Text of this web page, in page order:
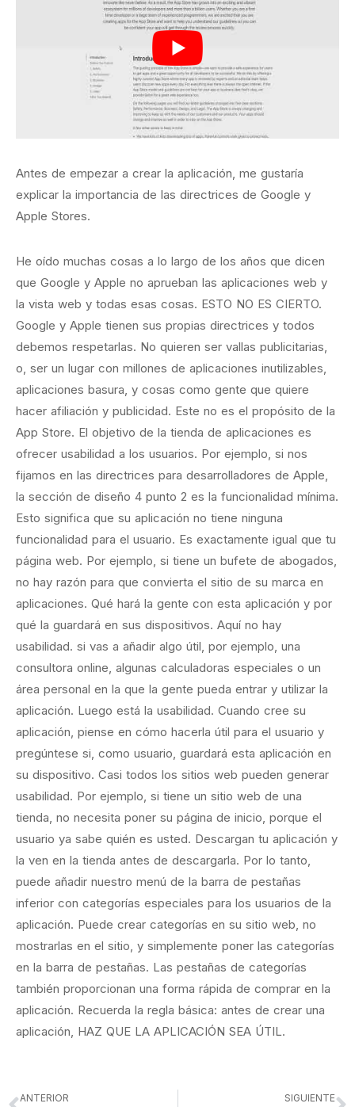
Antes de empezar a crear la aplicación, me gustaría
explicar la importancia de las directrices de Google y
Apple Stores.
He oído muchas cosas a lo largo de los años que dicen
que Google y Apple no aprueban las aplicaciones web y
la vista web y todas esas cosas. ESTO NO ES CIERTO.
Google y Apple tienen sus propias directrices y todos
debemos respetarlas. No quieren ser vallas publicitarias,
o, ser un lugar con millones de aplicaciones inutilizables,
aplicaciones basura, y cosas como gente que quiere
hacer afiliación y publicidad. Este no es el propósito de la
App Store. El objetivo de la tienda de aplicaciones es
ofrecer usabilidad a los usuarios. Por ejemplo, si nos
fijamos en las directrices para desarrolladores de Apple,
la sección de diseño 4 punto 2 es la funcionalidad mínima.
Esto significa que su aplicación no tiene ninguna
funcionalidad para el usuario. Es exactamente igual que tu
página web. Por ejemplo, si tiene un bufete de abogados,
no hay razón para que convierta el sitio de su marca en
aplicaciones. Qué hará la gente con esta aplicación y por
qué la guardará en sus dispositivos. Aquí no hay
usabilidad. si vas a añadir algo útil, por ejemplo, una
consultora online, algunas calculadoras especiales o un
área personal en la que la gente pueda entrar y utilizar la
aplicación. Luego está la usabilidad. Cuando cree su
aplicación, piense en cómo hacerla útil para el usuario y
pregúntese si, como usuario, guardará esta aplicación en
su dispositivo. Casi todos los sitios web pueden generar
usabilidad. Por ejemplo, si tiene un sitio web de una
tienda, no necesita poner su página de inicio, porque el
usuario ya sabe quién es usted. Descargan tu aplicación y
la ven en la tienda antes de descargarla. Por lo tanto,
puede añadir nuestro menú de la barra de pestañas
inferior con categorías especiales para los usuarios de la
aplicación. Puede crear categorías en su sitio web, no
mostrarlas en el sitio, y simplemente poner las categorías
en la barra de pestañas. Las pestañas de categorías
también proporcionan una forma rápida de comprar en la
aplicación. Recuerda la regla básica: antes de crear una
aplicación, HAZ QUE LA APLICACIÓN SEA ÚTIL.
ANTERIOR SIGUIENTE